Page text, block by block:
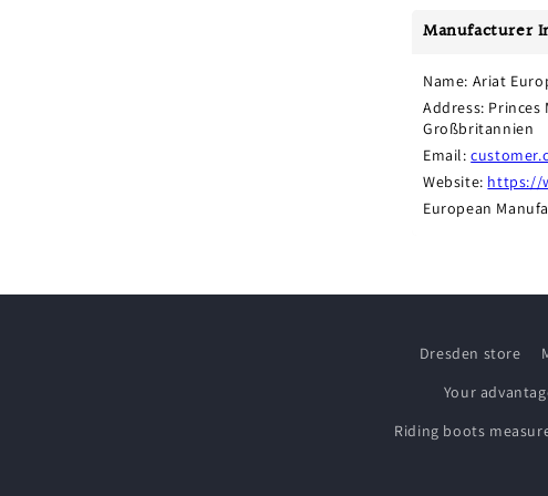
Manufacturer
Name: Ariat
Address: Princes
Großbritannien
Email:
Website: https://
European
Dresden store
Your
Riding boots